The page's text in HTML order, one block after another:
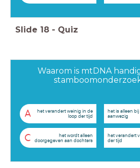
Slide 18 - Quiz
Waarom is mtDNA
A
het verandert weinig in de
loop der tijd
het is alleen
aanwezig
C
het wordt alleen
doorgegeven aan dochters
het verandert
der tijd